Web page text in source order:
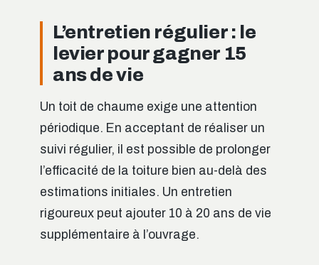
L’entretien régulier : le
levier pour gagner 15
ans de vie
Un toit de chaume exige une attention
périodique. En acceptant de réaliser un
suivi régulier, il est possible de prolonger
l’efficacité de la toiture bien au-delà des
estimations initiales. Un entretien
rigoureux peut ajouter 10 à 20 ans de vie
supplémentaire à l’ouvrage.